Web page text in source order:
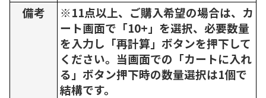
備考
※11点以上、ご購入希望の場合は、カ
ート画面で「10+」を選択、必要数量
を入力し「再計算」ボタンを押下して
ください。当画面での「カートに入れ
る」ボタン押下時の数量選択は1個で
結構です。